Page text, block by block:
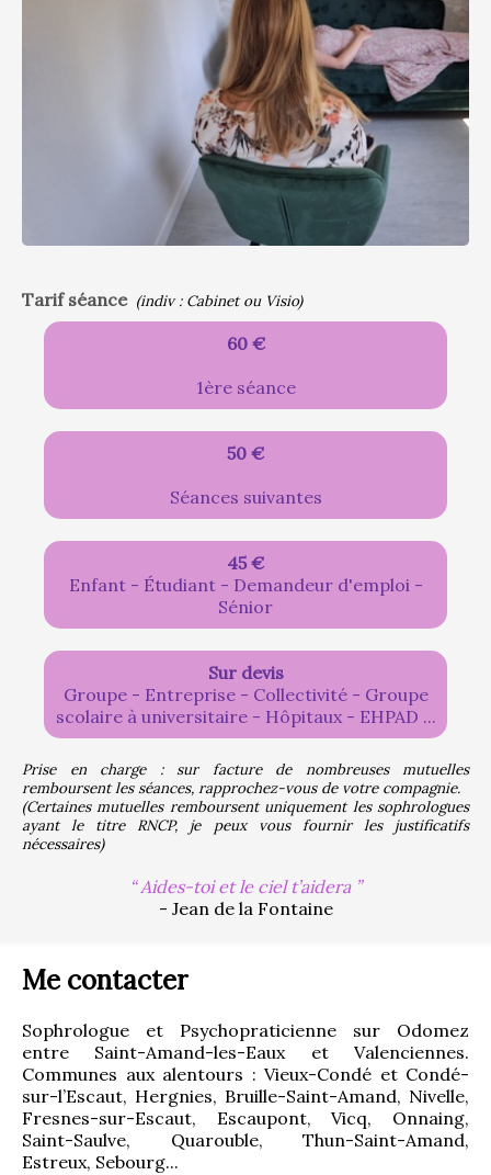
Tarif séance (indiv : Cabinet ou Visio)
60 €
1ère séance
50 €
Séances suivantes
45 €
Enfant - Étudiant - Demandeur d'emploi -
Sénior
Sur devis
Groupe - Entreprise - Collectivité - Groupe
scolaire à universitaire - Hôpitaux - EHPAD ...
Prise en charge : sur facture de nombreuses mutuelles
remboursent les séances, rapprochez-vous de votre compagnie.
(Certaines mutuelles remboursent uniquement les sophrologues
ayant le titre RNCP, je peux vous fournir les justificatifs
nécessaires)
Aides-toi et le ciel t’aidera
- Jean de la Fontaine
Me contacter
Sophrologue et Psychopraticienne sur Odomez
entre Saint-Amand-les-Eaux et Valenciennes.
Communes aux alentours : Vieux-Condé et Condé-
sur-l’Escaut, Hergnies, Bruille-Saint-Amand, Nivelle,
Fresnes-sur-Escaut, Escaupont, Vicq, Onnaing,
Saint-Saulve, Quarouble, Thun-Saint-Amand,
Estreux, Sebourg...